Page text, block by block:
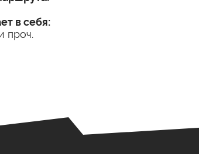
в себя:
проч.